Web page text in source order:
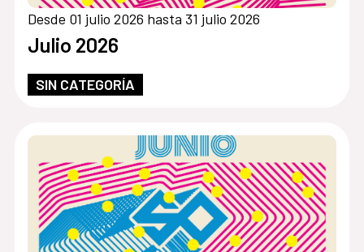
Desde 01 julio 2026 hasta 31 julio 2026
Julio 2026
SIN CATEGORÍA